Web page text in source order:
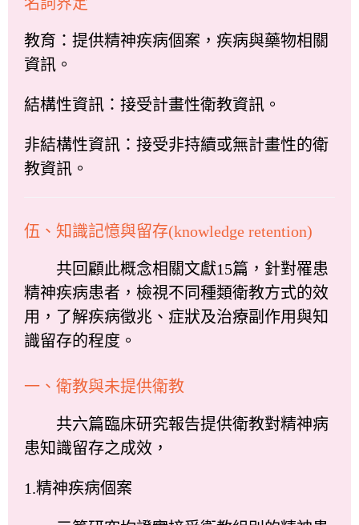
教育：提供精神疾病個案，疾病與藥物相關
資訊。
結構性資訊：接受計畫性衛教資訊。
非結構性資訊：接受非持續或無計畫性的衛
教資訊。
伍、知識記憶與留存(knowledge retention)
共回顧此概念相關文獻15篇，針對罹患
精神疾病患者，檢視不同種類衛教方式的效
用，了解疾病徵兆、症狀及治療副作用與知
識留存的程度。
一、衛教與未提供衛教
共六篇臨床研究報告提供衛教對精神病
患知識留存之成效，
1.精神疾病個案